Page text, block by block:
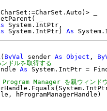
_
_
System.IntPtr, _
System.IntPtr) As
ByVal sender As Object ,
ドルを取得する
As System.IntPtr =
Program Manager を親ウィンド
hProgramManagerHandle)